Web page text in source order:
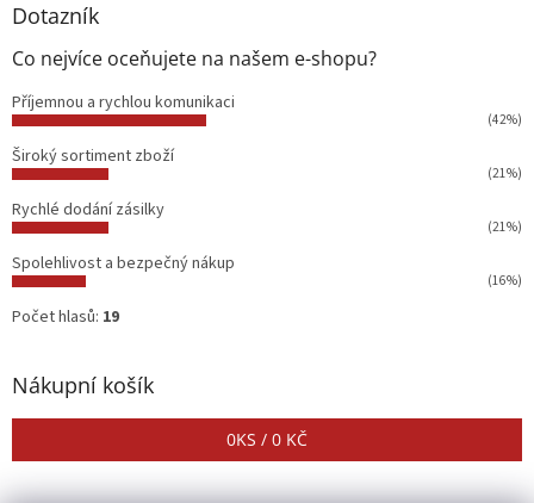
Dotazník
Co nejvíce oceňujete na našem e-shopu?
Příjemnou a rychlou komunikaci
(42%)
Široký sortiment zboží
(21%)
Rychlé dodání zásilky
(21%)
Spolehlivost a bezpečný nákup
(16%)
Počet hlasů: 19
Nákupní košík
0KS / 0 KČ